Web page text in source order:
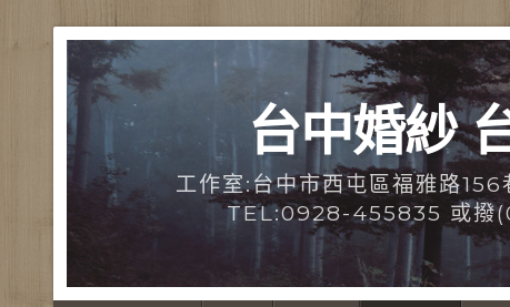
台中婚紗
工作室:台中市西屯區福雅路
TEL:0928-455835 或撥